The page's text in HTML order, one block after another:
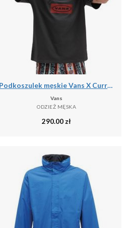
Podkoszulek męskie Vans X Curren X Knost
Vans
ODZIEŻ MĘSKA
290.00 zł